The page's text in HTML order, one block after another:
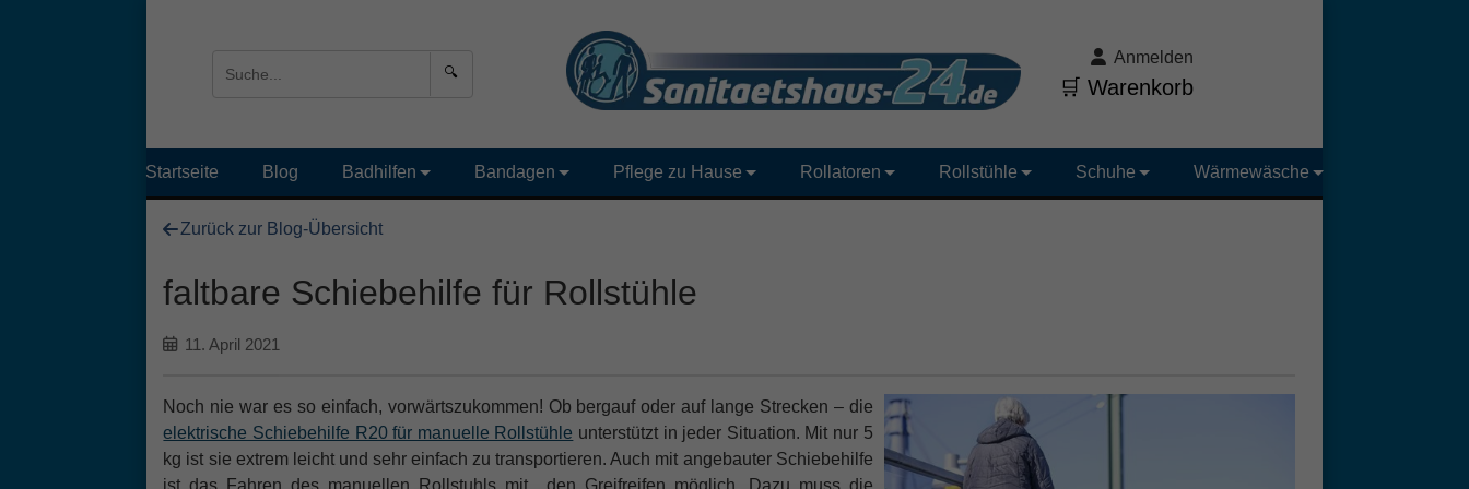
🔍
Anmelden
🛒 Warenkorb
Startseite Blog Badhilfen Bandagen Pflege zu Hause Rollatoren Rollstühle Schuhe Wärmewäsche
Zurück zur Blog-Übersicht
faltbare Schiebehilfe für Rollstühle
11. April 2021
Noch nie war es so einfach, vorwärtszukommen! Ob bergauf oder auf lange Strecken – die
elektrische Schiebehilfe R20 für manuelle Rollstühle unterstützt in jeder Situation. Mit nur 5
kg ist sie extrem leicht und sehr einfach zu transportieren. Auch mit angebauter Schiebehilfe
ist das Fahren des manuellen Rollstuhls mit den Greifreifen möglich. Dazu muss die